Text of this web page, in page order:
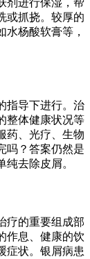
剂进行保湿，帮
或抓挠。较厚的
水杨酸软膏等，
指导下进行。治
整体健康状况等
药、光疗、生物
吗？答案仍然是
去除皮屑。
疗的重要组成部
作息、健康的饮
症状。银屑病患